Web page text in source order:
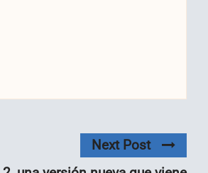
Next Post